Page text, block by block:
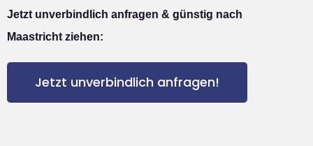
Jetzt unverbindlich anfragen & günstig nach
Maastricht ziehen:
Jetzt unverbindlich anfragen!